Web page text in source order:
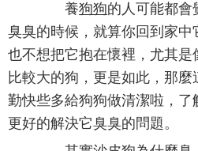
養狗狗的人可能都會
臭臭的時候，就算你回到家
也不想把它抱在懷裡，尤其
比較大的狗，更是如此，那
勤快些多給狗狗做清潔啦，
更好的解決它臭臭的問題。